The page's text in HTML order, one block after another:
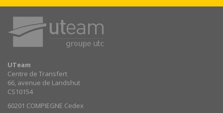
UTeam
Centre de Transfert
66, avenue de Landshut
CS10154
60201 COMPIEGNE Cedex